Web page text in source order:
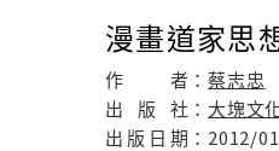
漫畫道家思
作 者：蔡志忠
出
版 社： 大塊文
出 版 日 期： 2012/